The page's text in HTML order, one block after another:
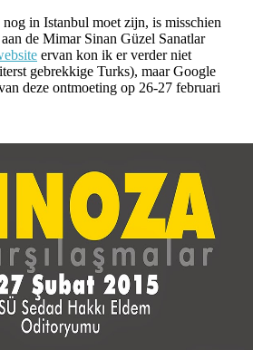
in Istanbul moet zijn, is misschien
de Mimar Sinan Güzel Sanatlar
ervan kon ik er verder niet
gebrekkige Turks), maar Google
deze ontmoeting op 26-27 februari